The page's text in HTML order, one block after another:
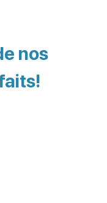
nos